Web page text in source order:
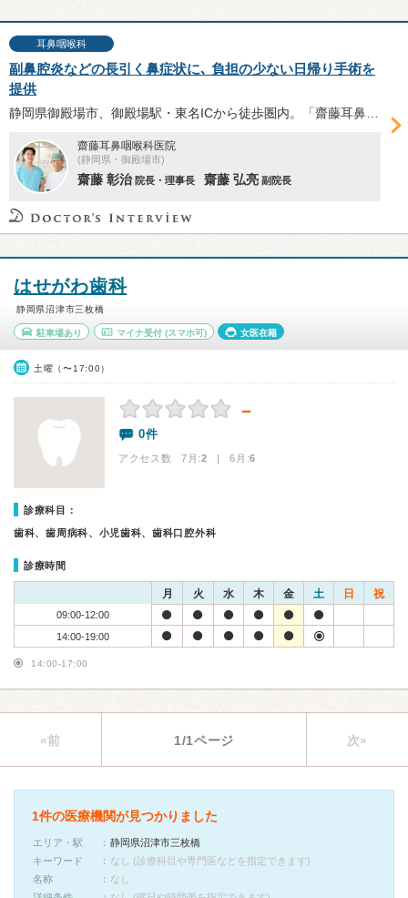
耳鼻咽喉科
副鼻腔炎などの長引く鼻症状に､ 負担の少ない日帰り手術を
提供
齋藤耳鼻咽喉科医院
(静岡県・御殿場市)
齋藤 彰治 院長・理事長 齋藤 弘亮 副院長
はせがわ歯科
静岡県沼津市三枚橋
駐車場あり マイナ受付(スマホ可) 女医在籍
土曜（〜17:00）
－
0件
アクセス数 7月:2 | 6月:6
診療科目：
歯科、歯周病科、小児歯科、歯科口腔外科
診療時間
月 火 水 木 金 土 日 祝
09:00-12:00
14:00-19:00
14:00-17:00
«前 1/1ページ 次»
1件の医療機関が見つかりました
エリア・駅
静岡県沼津市三枚橋
キーワード
なし (診療科目や専門医などを指定できます)
名称
なし